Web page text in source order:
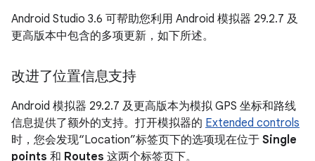
Android Studio 3.6 可帮助您利用 Android 模拟器 29.2.7 及
更高版本中包含的多项更新，如下所述。
改进了位置信息支持
Android 模拟器 29.2.7 及更高版本为模拟 GPS 坐标和路线
信息提供了额外的支持。打开模拟器的 Extended controls
时，您会发现“Location”标签页下的选项现在位于 Single
points 和 Routes 这两个标签页下。